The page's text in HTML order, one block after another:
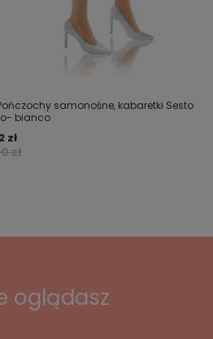
samonośne, kabaretki Sesto
bianco
zł
zł
oglądasz